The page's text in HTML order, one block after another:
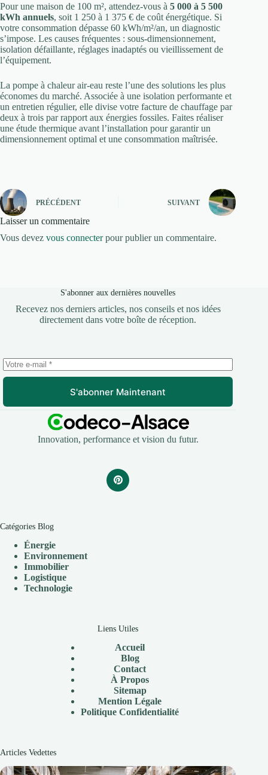
Pour une maison de 100 m², attendez-vous à 5 000 à 5 500
kWh annuels, soit 1 250 à 1 375 € de coût énergétique. Si
votre consommation dépasse 60 kWh/m²/an, un diagnostic
s’impose. Les causes fréquentes : sous-dimensionnement,
isolation défaillante, réglages inadaptés ou vieillissement de
l’équipement.
La pompe à chaleur air-eau reste l’une des solutions les plus
économes du marché. Associée à une isolation performante et
un entretien régulier, elle divise votre facture de chauffage par
deux à trois par rapport aux énergies fossiles. Faites réaliser
une étude thermique avant l’installation pour garantir un
dimensionnement optimal et une consommation maîtrisée.
PRÉCÉDENT SUIVANT
Laisser un commentaire
Vous devez vous connecterpour publier un commentaire.
S'abonner aux dernières nouvelles
Recevez nos derniers articles, nos conseils et nos idées
directement dans votre boîte de réception.
S'abonner Maintenant
Innovation, performance et vision du futur.
Catégories Blog
Énergie
Environnement
Immobilier
Logistique
Technologie
Liens Utiles
Accueil
Blog
Contact
À Propos
Sitemap
Mention Légale
Politique Confidentialité
Articles Vedettes